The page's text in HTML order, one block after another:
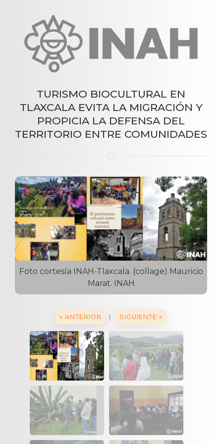
TURISMO BIOCULTURAL EN
TLAXCALA EVITA LA MIGRACIÓN Y
PROPICIA LA DEFENSA DEL
TERRITORIO ENTRE COMUNIDADES
Foto cortesía INAH-Tlaxcala. (collage) Mauricio
Marat. INAH
« ANTERIOR | SIGUIENTE »